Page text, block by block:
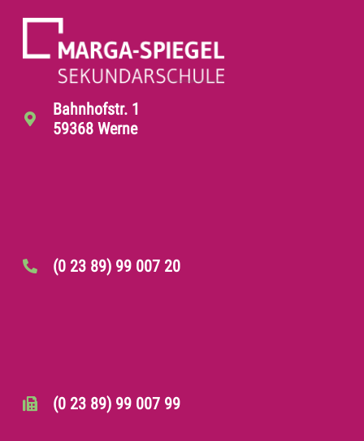
Bahnhofstr. 1
59368 Werne
(0 23 89) 99 007 20
(0 23 89) 99 007 99